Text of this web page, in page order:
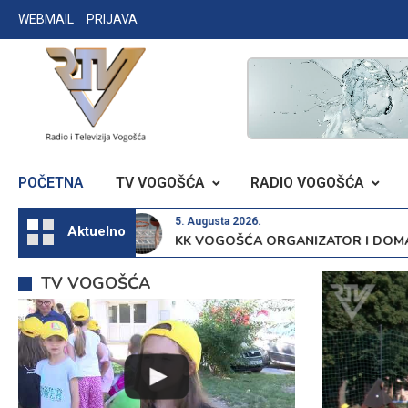
Skip
to
WEBMAIL PRIJAVA
RADIO TELEVIZIJA VOGOŠĆA
POČETNA TV VOGOŠĆA RADIO VOGOŠĆA
Aktuelno
5. Augusta 2026.
KK VOGOŠĆA ORGANIZATOR I DOMAĆIN
TV VOGOŠĆA